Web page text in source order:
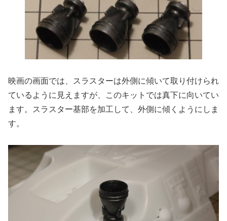
映画の画面では、スラスターは外側に傾いて取り付けられ
ているように見えますが、このキットでは真下に向いてい
ます。スラスター基部を加工して、外側に傾くようにしま
す。